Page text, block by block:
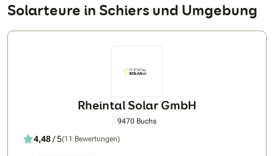
Solarteure in Schiers und Umgebung
Rheintal Solar GmbH
9470 Buchs
4,48/ 5(11 Bewertungen)